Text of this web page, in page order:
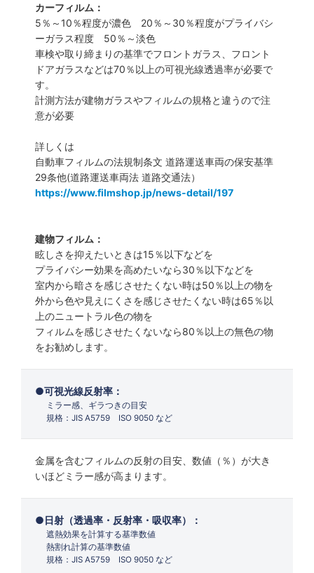
カーフィルム：
5％～10％程度が濃色 20％～30％程度がプライバシ
ーガラス程度 50％～淡色
車検や取り締まりの基準でフロントガラス、フロント
ドアガラスなどは70％以上の可視光線透過率が必要で
す。
計測方法が建物ガラスやフィルムの規格と違うので注
意が必要
詳しくは
自動車フィルムの法規制条文 道路運送車両の保安基準
29条他(道路運送車両法 道路交通法）
https://www.filmshop.jp/news-detail/197
建物フィルム：
眩しさを抑えたいときは15％以下などを
プライバシー効果を高めたいなら30％以下などを
室内から暗さを感じさせたくない時は50％以上の物を
外から色や見えにくさを感じさせたくない時は65％以
上のニュートラル色の物を
フィルムを感じさせたくないなら80％以上の無色の物
をお勧めします。
可視光線反射率：
ミラー感、ギラつきの目安
規格：JIS A5759 ISO 9050 など
金属を含むフィルムの反射の目安、数値（％）が大き
いほどミラー感が高まります。
日射（透過率・反射率・吸収率）：
遮熱効果を計算する基準数値
熱割れ計算の基準数値
規格：JIS A5759 ISO 9050 など